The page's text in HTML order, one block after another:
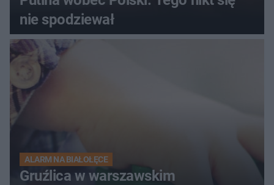
nie spodziewał
ALARM NA BIAŁOŁĘCE
Gruźlica w warszawskim